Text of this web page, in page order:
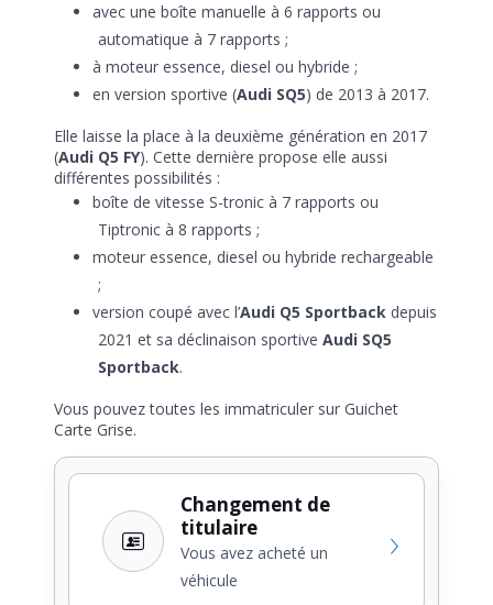
avec une boîte manuelle à 6 rapports ou
automatique à 7 rapports ;
à moteur essence, diesel ou hybride ;
en version sportive (Audi SQ5) de 2013 à 2017.
Elle laisse la place à la deuxième génération en 2017
(Audi Q5 FY). Cette dernière propose elle aussi
différentes possibilités :
boîte de vitesse S-tronic à 7 rapports ou
Tiptronic à 8 rapports ;
moteur essence, diesel ou hybride rechargeable
;
version coupé avec l’Audi Q5 Sportbackdepuis
2021 et sa déclinaison sportive Audi SQ5
Sportback.
Vous pouvez toutes les immatriculer sur Guichet
Carte Grise.
Changement de
titulaire
Vous avez acheté un
véhicule